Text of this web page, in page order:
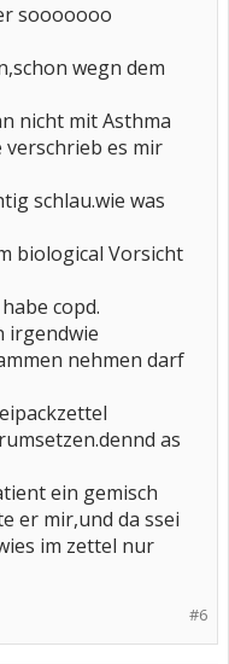
sooooooo
wegn dem
nicht mit Asthma
es mir
schlau.wie was
biological Vorsicht
copd.
irgendwie
nehmen darf
as
ein gemisch
er mir,und da ssei
im zettel nur
#6